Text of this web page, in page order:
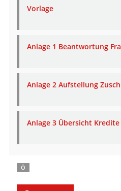
Vorlage
Anlage 1 Beantwortung
Anlage 2 Aufstellung
Anlage 3 Übersicht Kredite
Ö